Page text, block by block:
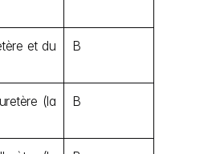
et du
B
(la
B